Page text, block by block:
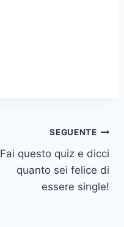
SEGUENTE
Fai questo quiz e dicci
quanto sei felice di
essere single!